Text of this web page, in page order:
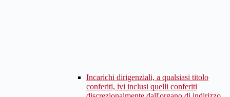
Incarichi dirigenziali, a qualsiasi titolo
conferiti, ivi inclusi quelli conferiti